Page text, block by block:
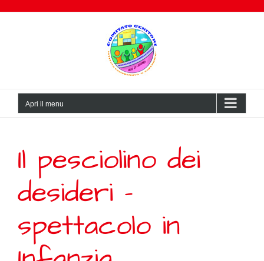
Apri il menu
Il pesciolino dei
desideri –
spettacolo in